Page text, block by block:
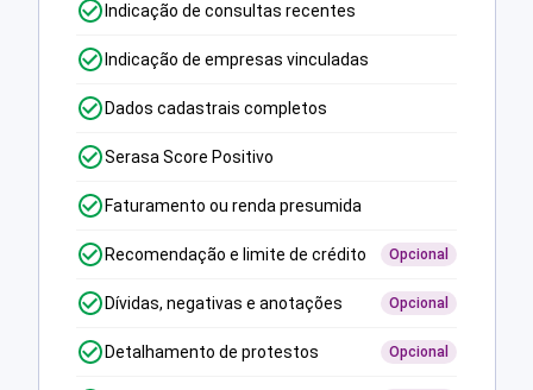
Indicação de consultas recentes
Indicação de empresas vinculadas
Dados cadastrais completos
Serasa Score Positivo
Faturamento ou renda presumida
Recomendação e limite de crédito Opcional
Dívidas, negativas e anotações Opcional
Detalhamento de protestos Opcional